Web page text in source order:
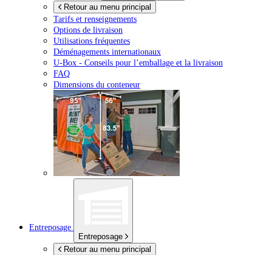
Retour au menu principal
Tarifs et renseignements
Options de livraison
Utilisations fréquentes
Déménagements internationaux
U-Box - Conseils pour l’emballage et la livraison
FAQ
Dimensions du conteneur
Entreposage
Entreposage
Retour au menu principal